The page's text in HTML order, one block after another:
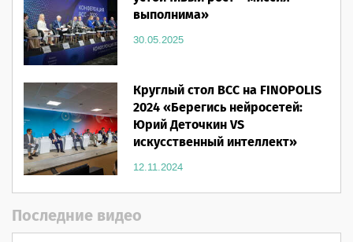
выполнима»
30.05.2025
Круглый стол ВСС на FINOPOLIS
2024 «Берегись нейросетей:
Юрий Деточкин VS
искусственный интеллект»
12.11.2024
Последние видео